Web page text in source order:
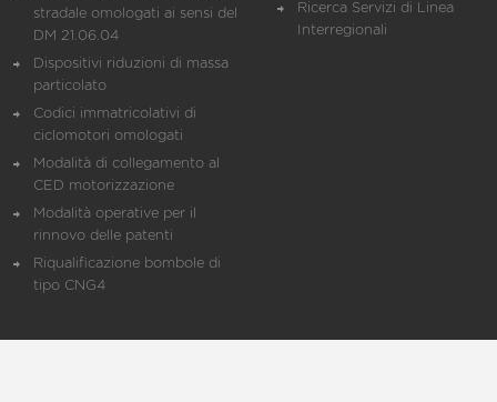
stradale omologati ai sensi del
DM 21.06.04
Dispositivi riduzioni di massa
particolato
Codici immatricolativi di
ciclomotori omologati
Modalità di collegamento al
CED motorizzazione
Modalità operative per il
rinnovo delle patenti
Riqualificazione bombole di
tipo CNG4
Ricerca Servizi di Linea
Interregionali